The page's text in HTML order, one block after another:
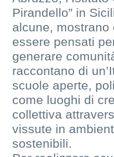
Pirandello” in
alcune,
essere pensati
generare
raccontano di
scuole aperte,
come luoghi di
collettiva
vissute in
sostenibili.